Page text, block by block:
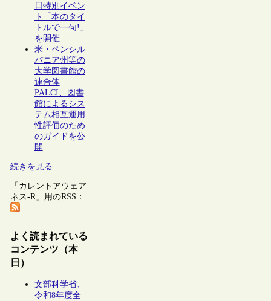
日特別イベン
ト「本のタイ
トルで一句!」
を開催
米・ペンシル
バニア州等の
大学図書館の
連合体
PALCI、図書
館によるシス
テム相互運用
性評価のため
のガイドを公
開
続きを見る
「カレントアウェア
ネス-R」用のRSS：
よく読まれている
コンテンツ（本
日）
文部科学省、
令和8年度全